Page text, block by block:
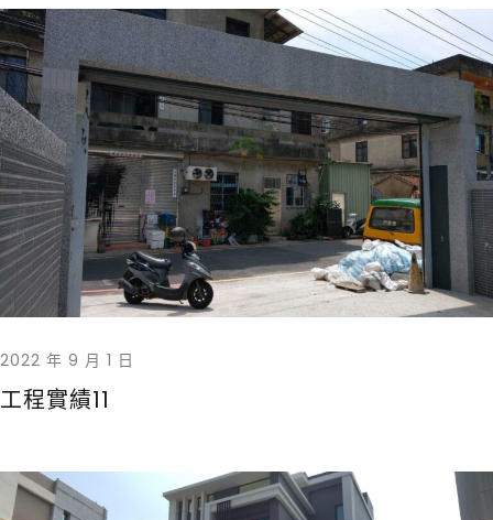
2022 年 9 月 1 日
工程實績11